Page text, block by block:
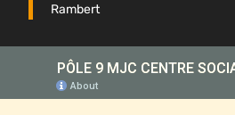
Rambert